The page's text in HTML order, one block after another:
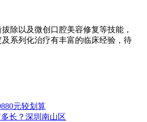
除以及微创口腔美容修复等技能，
系列化治疗有丰富的临床经验，待
元较划算
长？深圳南山区